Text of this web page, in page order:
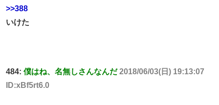
>>388
いけた
484: 僕はね、名無しさんなんだ 2018/06/03(日) 19:13:07
ID:xBf5rt6.0